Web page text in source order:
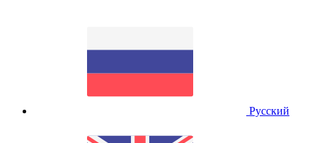
Русский